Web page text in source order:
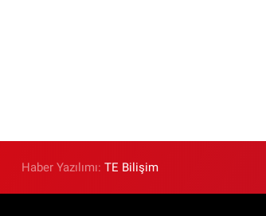
Haber Yazılımı:TE Bilişim